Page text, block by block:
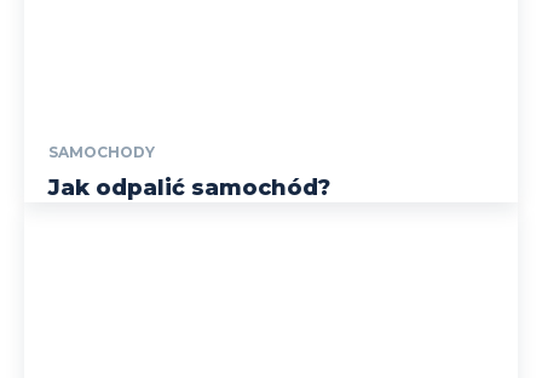
SAMOCHODY
Jak odpalić samochód?